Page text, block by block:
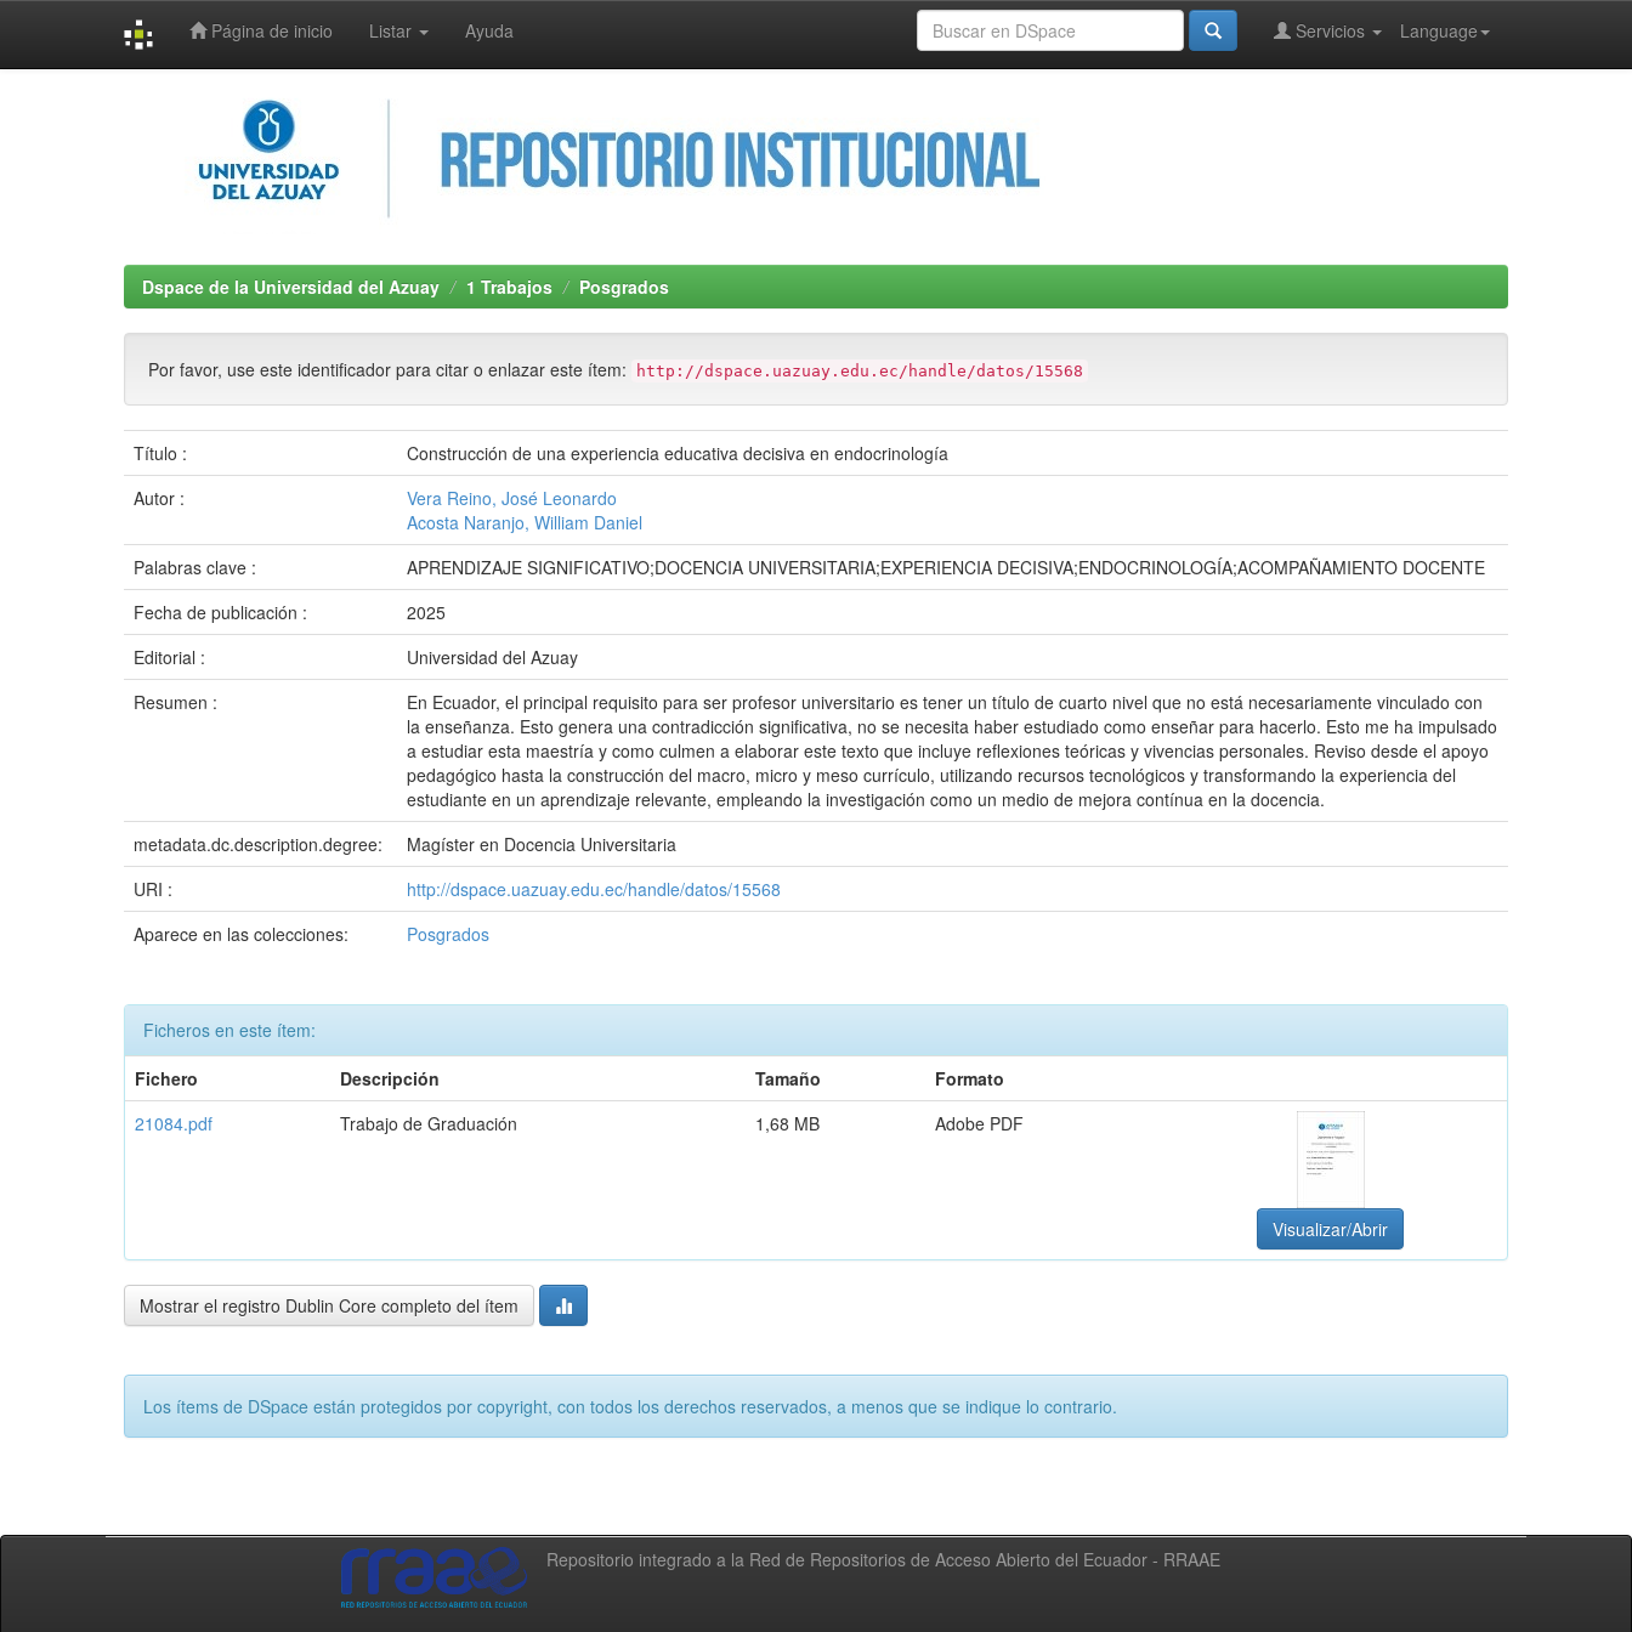
Página de inicio Listar Ayuda Language
Servicios
Dspace de la Universidad del Azuay 1 Trabajos Posgrados
Por favor, use este identificador para citar o enlazar este ítem: http://dspace.uazuay.edu.ec/handle/datos/15568
Título :
Construcción de una experiencia educativa decisiva en endocrinología
Autor :
Vera Reino, José Leonardo
Acosta Naranjo, William Daniel
Palabras clave :
APRENDIZAJE SIGNIFICATIVO;DOCENCIA UNIVERSITARIA;EXPERIENCIA DECISIVA;ENDOCRINOLOGÍA;ACOMPAÑAMIENTO DOCENTE
Fecha de publicación :
2025
Editorial :
Universidad del Azuay
Resumen :
En Ecuador, el principal requisito para ser profesor universitario es tener un título de cuarto nivel que no está necesariamente vinculado con
la enseñanza. Esto genera una contradicción significativa, no se necesita haber estudiado como enseñar para hacerlo. Esto me ha impulsado
a estudiar esta maestría y como culmen a elaborar este texto que incluye reflexiones teóricas y vivencias personales. Reviso desde el apoyo
pedagógico hasta la construcción del macro, micro y meso currículo, utilizando recursos tecnológicos y transformando la experiencia del
estudiante en un aprendizaje relevante, empleando la investigación como un medio de mejora contínua en la docencia.
metadata.dc.description.degree:
Magíster en Docencia Universitaria
URI :
http://dspace.uazuay.edu.ec/handle/datos/15568
Aparece en las colecciones:
Posgrados
Ficheros en este ítem:
Fichero
Descripción Tamaño
Formato
21084.pdf
Trabajo de Graduación 1,68 MB Adobe PDF
Visualizar/Abrir
Mostrar el registro Dublin Core completo del ítem
Los ítems de DSpace están protegidos por copyright, con todos los derechos reservados, a menos que se indique lo contrario.
Repositorio integrado a la Red de Repositorios de Acceso Abierto del Ecuador - RRAAE